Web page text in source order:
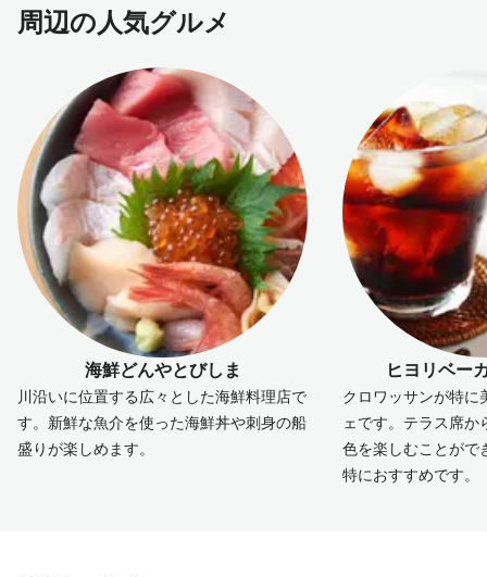
周辺の人気グルメ
海鮮どんやとびしま
川沿いに位置する広々とした海鮮料理店で
す。新鮮な魚介を使った海鮮丼や刺身の船
盛りが楽しめます。
ヒヨリベー
クロワッサンが特に
ェです。テラス席か
色を楽しむことがで
特におすすめです。